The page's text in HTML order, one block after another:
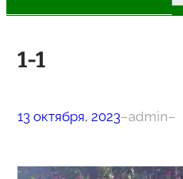
1-1
13 октября, 2023–admin–